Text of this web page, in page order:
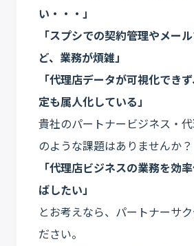
い・・・」
「スプシでの契約管理やメー
ど、業務が煩雑」
「代理店データが可視化でき
定も属人化している」
貴社のパートナービジネス・
のような課題はありませんか？
「代理店ビジネスの業務を効
ばしたい」
とお考えなら、パートナーサ
ださい。